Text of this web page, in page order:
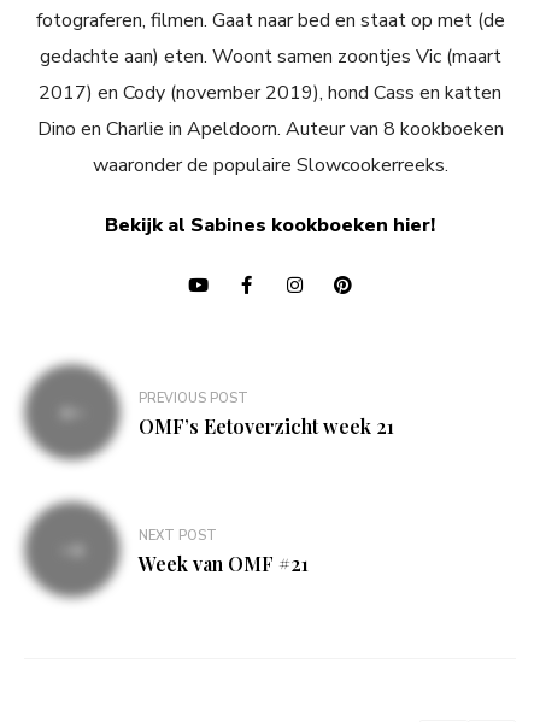
fotograferen, filmen. Gaat naar bed en staat op met (de
gedachte aan) eten. Woont samen zoontjes Vic (maart
2017) en Cody (november 2019), hond Cass en katten
Dino en Charlie in Apeldoorn. Auteur van 8 kookboeken
waaronder de populaire Slowcookerreeks.
Bekijk al Sabines kookboeken hier!
Bericht
navigatie
PREVIOUS POST
OMF’s Eetoverzicht week 21
NEXT POST
Week van OMF #21